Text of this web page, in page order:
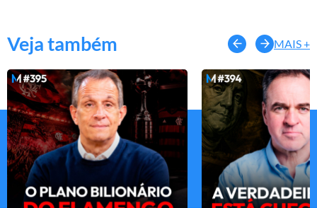
Veja também MAIS +